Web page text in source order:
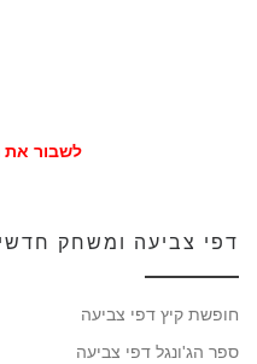
לשבור את
דפי צביעה ומשחק
חופשת קיץ דפי צביעה
ספר הג'ונגל דפי צביעה